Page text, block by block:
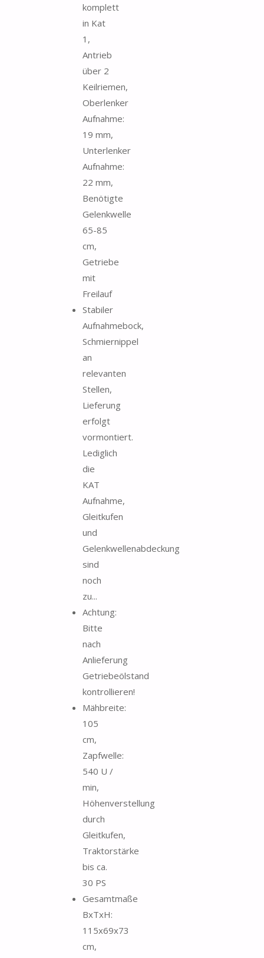
komplett
in Kat
1,
Antrieb
über 2
Keilriemen,
Oberlenker
Aufnahme:
19 mm,
Unterlenker
Aufnahme:
22 mm,
Benötigte
Gelenkwelle
65-85
cm,
Getriebe
mit
Freilauf
Stabiler
Aufnahmebock,
Schmiernippel
an
relevanten
Stellen,
Lieferung
erfolgt
vormontiert.
Lediglich
die
KAT
Aufnahme,
Gleitkufen
und
Gelenkwellenabdeckung
sind
noch
zu...
Achtung:
Bitte
nach
Anlieferung
Getriebeölstand
kontrollieren!
Mähbreite:
105
cm,
Zapfwelle:
540 U /
min,
Höhenverstellung
durch
Gleitkufen,
Traktorstärke
bis ca.
30 PS
Gesamtmaße
BxTxH:
115x69x73
cm,